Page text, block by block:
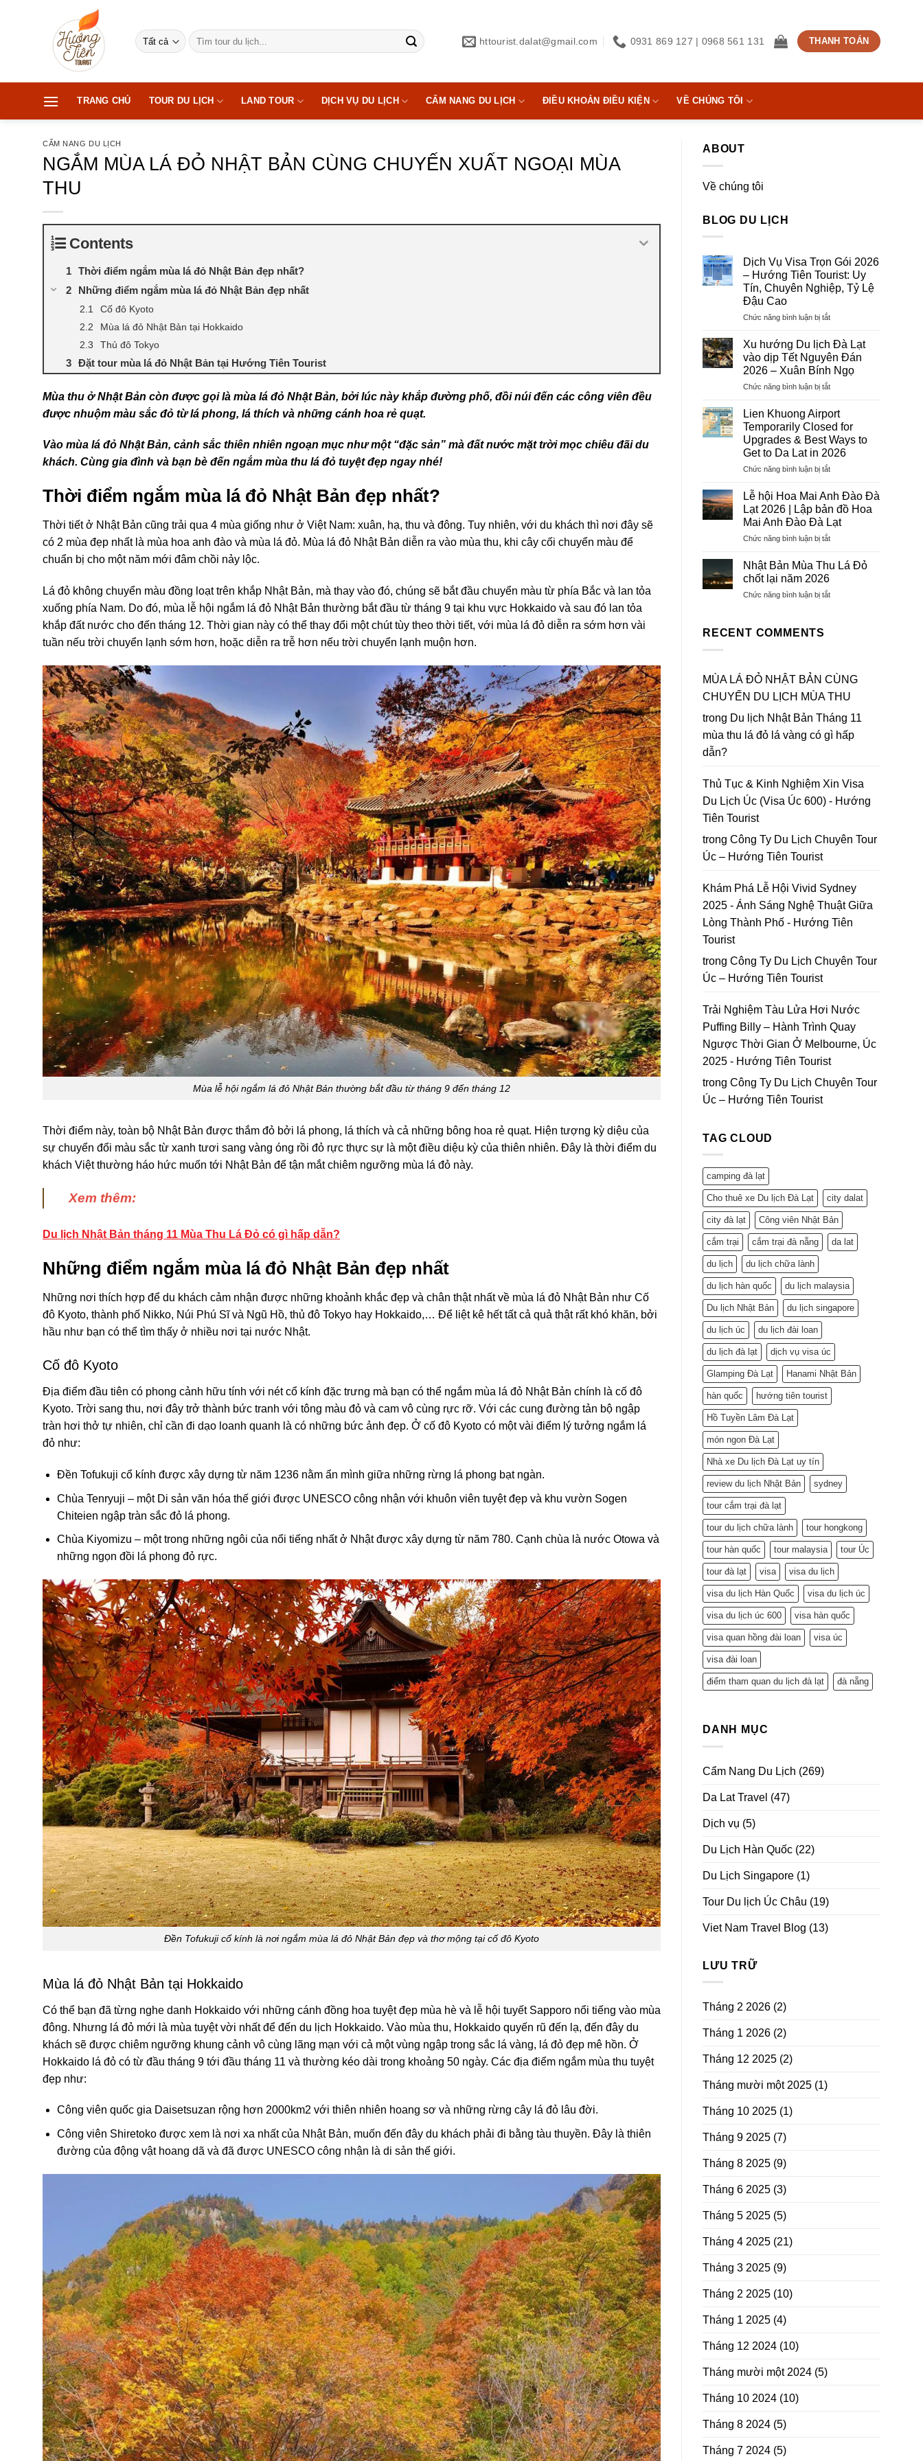
Tìm
kiếm:
httourist.dalat@gmail.com 0931 869 127 | 0968 561 131 THANH TOÁN
TRANG CHỦ TOUR DU LỊCH LAND TOUR DỊCH VỤ DU LỊCH CẨM NANG DU LỊCH ĐIỀU KHOẢN ĐIỀU KIỆN VỀ CHÚNG TÔI
CẨM NANG DU LỊCH
NGẮM MÙA LÁ ĐỎ NHẬT BẢN CÙNG CHUYẾN XUẤT NGOẠI MÙA
THU
Contents
Thời điểm ngắm mùa lá đỏ Nhật Bản đẹp nhất?
Những điểm ngắm mùa lá đỏ Nhật Bản đẹp nhất
Cố đô Kyoto
Mùa lá đỏ Nhật Bản tại Hokkaido
Thủ đô Tokyo
Đặt tour mùa lá đỏ Nhật Bản tại Hướng Tiên Tourist
Mùa thu ở Nhật Bản còn được gọi là mùa lá đỏ Nhật Bản, bởi lúc này khắp đường phố, đồi núi đến các công viên đều
được nhuộm màu sắc đỏ từ lá phong, lá thích và những cánh hoa rẻ quạt.
Vào mùa lá đỏ Nhật Bản, cảnh sắc thiên nhiên ngoạn mục như một “đặc sản” mà đất nước mặt trời mọc chiêu đãi du
khách. Cùng gia đình và bạn bè đến ngắm mùa thu lá đỏ tuyệt đẹp ngay nhé!
Thời điểm ngắm mùa lá đỏ Nhật Bản đẹp nhất?
Thời tiết ở Nhật Bản cũng trải qua 4 mùa giống như ở Việt Nam: xuân, hạ, thu và đông. Tuy nhiên, với du khách thì nơi đây sẽ
có 2 mùa đẹp nhất là mùa hoa anh đào và mùa lá đỏ. Mùa lá đỏ Nhật Bản diễn ra vào mùa thu, khi cây cối chuyển màu để
chuẩn bị cho một năm mới đâm chồi nảy lộc.
Lá đỏ không chuyển màu đồng loạt trên khắp Nhật Bản, mà thay vào đó, chúng sẽ bắt đầu chuyển màu từ phía Bắc và lan tỏa
xuống phía Nam. Do đó, mùa lễ hội ngắm lá đỏ Nhật Bản thường bắt đầu từ tháng 9 tại khu vực Hokkaido và sau đó lan tỏa
khắp đất nước cho đến tháng 12. Thời gian này có thể thay đổi một chút tùy theo thời tiết, với mùa lá đỏ diễn ra sớm hơn vài
tuần nếu trời chuyển lạnh sớm hơn, hoặc diễn ra trễ hơn nếu trời chuyển lạnh muộn hơn.
Mùa lễ hội ngắm lá đỏ Nhật Bản thường bắt đầu từ tháng 9 đến tháng 12
Thời điểm này, toàn bộ Nhật Bản được thắm đỏ bởi lá phong, lá thích và cả những bông hoa rẻ quạt. Hiện tượng kỳ diệu của
sự chuyển đổi màu sắc từ xanh tươi sang vàng óng rồi đỏ rực thực sự là một điều diệu kỳ của thiên nhiên. Đây là thời điểm du
khách Việt thường háo hức muốn tới Nhật Bản để tận mắt chiêm ngưỡng mùa lá đỏ này.
Xem thêm:
Du lịch Nhật Bản tháng 11 Mùa Thu Lá Đỏ có gì hấp dẫn?
Những điểm ngắm mùa lá đỏ Nhật Bản đẹp nhất
Những nơi thích hợp để du khách cảm nhận được những khoảnh khắc đẹp và chân thật nhất về mùa lá đỏ Nhật Bản như Cố
đô Kyoto, thành phố Nikko, Núi Phú Sĩ và Ngũ Hồ, thủ đô Tokyo hay Hokkaido,… Để liệt kê hết tất cả quả thật rất khó khăn, bởi
hầu như bạn có thể tìm thấy ở nhiều nơi tại nước Nhật.
Cố đô Kyoto
Địa điểm đầu tiên có phong cảnh hữu tính với nét cổ kính đặc trưng mà bạn có thể ngắm mùa lá đỏ Nhật Bản chính là cố đô
Kyoto. Trời sang thu, nơi đây trở thành bức tranh với tông màu đỏ và cam vô cùng rực rỡ. Với các cung đường tản bộ ngập
tràn hơi thở tự nhiên, chỉ cần đi dạo loanh quanh là có những bức ảnh đẹp. Ở cố đô Kyoto có một vài điểm lý tưởng ngắm lá
đỏ như:
Đền Tofukuji cổ kính được xây dựng từ năm 1236 nằm ẩn mình giữa những rừng lá phong bạt ngàn.
Chùa Tenryuji – một Di sản văn hóa thế giới được UNESCO công nhận với khuôn viên tuyệt đẹp và khu vườn Sogen
Chiteien ngập tràn sắc đỏ lá phong.
Chùa Kiyomizu – một trong những ngôi của nổi tiếng nhất ở Nhật được xây dựng từ năm 780. Cạnh chùa là nước Otowa và
những ngọn đồi lá phong đỏ rực.
Đền Tofukuji cổ kính là nơi ngắm mùa lá đỏ Nhật Bản đẹp và thơ mộng tại cố đô Kyoto
Mùa lá đỏ Nhật Bản tại Hokkaido
Có thể bạn đã từng nghe danh Hokkaido với những cánh đồng hoa tuyệt đẹp mùa hè và lễ hội tuyết Sapporo nổi tiếng vào mùa
đông. Nhưng lá đỏ mới là mùa tuyệt vời nhất để đến du lịch Hokkaido. Vào mùa thu, Hokkaido quyến rũ đến lạ, đến đây du
khách sẽ được chiêm ngưỡng khung cảnh vô cùng lãng mạn với cả một vùng ngập trong sắc lá vàng, lá đỏ đẹp mê hồn. Ở
Hokkaido lá đỏ có từ đầu tháng 9 tới đầu tháng 11 và thường kéo dài trong khoảng 50 ngày. Các địa điểm ngắm mùa thu tuyệt
đẹp như:
Công viên quốc gia Daisetsuzan rộng hơn 2000km2 với thiên nhiên hoang sơ và những rừng cây lá đỏ lâu đời.
Công viên Shiretoko được xem là nơi xa nhất của Nhật Bản, muốn đến đây du khách phải đi bằng tàu thuyền. Đây là thiên
đường của động vật hoang dã và đã được UNESCO công nhận là di sản thế giới.
ABOUT
Về chúng tôi
BLOG DU LỊCH
Dịch Vụ Visa Trọn Gói 2026
– Hướng Tiên Tourist: Uy
Tín, Chuyên Nghiệp, Tỷ Lệ
Đậu Cao
Chức năng bình luận bị tắtở
Vụ
Visa
Trọn
Gói
2026
Hướng
Tiên
Tourist:
Uy
Tín,
Chuyên
Tỷ
Đậu
Cao
Xu hướng Du lịch Đà Lạt
vào dịp Tết Nguyên Đán
2026 – Xuân Bính Ngọ
Chức năng bình luận bị tắtở
hướng
Du
lịch
Đà
Lạt
vào
Tết
Nguyên
Đán
2026
–
Bính
Lien Khuong Airport
Temporarily Closed for
Upgrades & Best Ways to
Get to Da Lat in 2026
Chức năng bình luận bị tắtở
Khuong
Airport
Temporarily
Closed
for
&
to
Lễ hội Hoa Mai Anh Đào Đà
Lạt 2026 | Lập bản đồ Hoa
Mai Anh Đào Đà Lạt
Chức năng bình luận bị tắtở
hội
Anh
bản
Hoa
Mai
Anh
Đào
Nhật Bản Mùa Thu Lá Đỏ
chốt lại năm 2026
Chức năng bình luận bị tắtở
chốt
năm
RECENT COMMENTS
MÙA LÁ ĐỎ NHẬT BẢN CÙNG
CHUYẾN DU LỊCH MÙA THU
trong Du lịch Nhật Bản Tháng 11
mùa thu lá đỏ lá vàng có gì hấp
dẫn?
Thủ Tục & Kinh Nghiệm Xin Visa
Du Lịch Úc (Visa Úc 600) - Hướng
Tiên Tourist
trong Công Ty Du Lịch Chuyên Tour
Úc – Hướng Tiên Tourist
Khám Phá Lễ Hội Vivid Sydney
2025 - Ánh Sáng Nghệ Thuật Giữa
Lòng Thành Phố - Hướng Tiên
Tourist
trong Công Ty Du Lịch Chuyên Tour
Úc – Hướng Tiên Tourist
Trải Nghiệm Tàu Lửa Hơi Nước
Puffing Billy – Hành Trình Quay
Ngược Thời Gian Ở Melbourne, Úc
2025 - Hướng Tiên Tourist
trong Công Ty Du Lịch Chuyên Tour
Úc – Hướng Tiên Tourist
TAG CLOUD
camping đà lạt
Cho thuê xe Du lịch Đà Lạt city dalat
city đà lạt Công viên Nhật Bản
cắm trại cắm trại đà nẵng da lat
du lịch du lịch chữa lành
du lịch hàn quốc du lịch malaysia
Du lịch Nhật Bản du lịch singapore
du lịch úc du lịch đài loan
du lịch đà lạt dịch vụ visa úc
Glamping Đà Lạt Hanami Nhật Bản
hàn quốc hướng tiên tourist
Hồ Tuyền Lâm Đà Lạt
món ngon Đà Lạt
Nhà xe Du lịch Đà Lạt uy tín
review du lịch Nhật Bản sydney
tour cắm trại đà lạt
tour du lịch chữa lành tour hongkong
tour hàn quốc tour malaysia tour Úc
tour đà lạt visa visa du lịch
visa du lịch Hàn Quốc visa du lịch úc
visa du lịch úc 600 visa hàn quốc
visa quan hồng đài loan visa úc
visa đài loan
điểm tham quan du lịch đà lạt đà nẵng
DANH MỤC
Cẩm Nang Du Lịch (269)
Da Lat Travel (47)
Dịch vụ (5)
Du Lịch Hàn Quốc (22)
Du Lịch Singapore (1)
Tour Du lịch Úc Châu (19)
Viet Nam Travel Blog (13)
LƯU TRỮ
Tháng 2 2026 (2)
Tháng 1 2026 (2)
Tháng 12 2025 (2)
Tháng mười một 2025 (1)
Tháng 10 2025 (1)
Tháng 9 2025 (7)
Tháng 8 2025 (9)
Tháng 6 2025 (3)
Tháng 5 2025 (5)
Tháng 4 2025 (21)
Tháng 3 2025 (9)
Tháng 2 2025 (10)
Tháng 1 2025 (4)
Tháng 12 2024 (10)
Tháng mười một 2024 (5)
Tháng 10 2024 (10)
Tháng 8 2024 (5)
Tháng 7 2024 (5)